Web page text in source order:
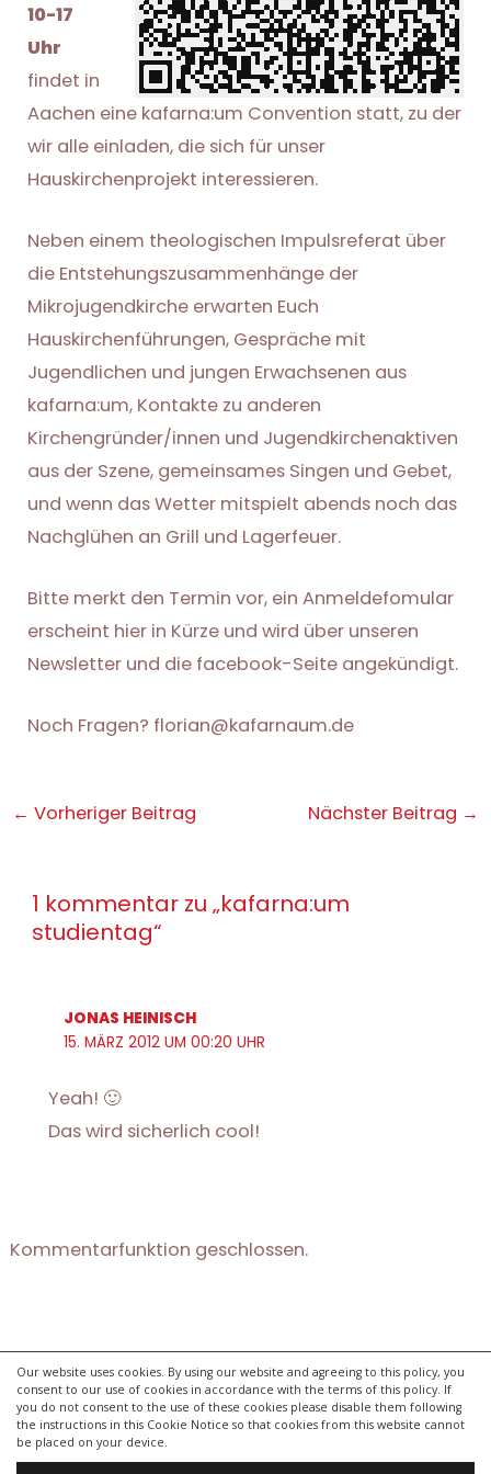
Our website uses cookies. By using our website and agreeing to this policy, you
consent to our use of cookies in accordance with the terms of this policy. If
you do not consent to the use of these cookies please disable them following
the instructions in this Cookie Notice so that cookies from this website cannot
be placed on your device.
10-17
Uhr
findet in
Aachen eine kafarna:um Convention statt, zu der
wir alle einladen, die sich für unser
Hauskirchenprojekt interessieren.
Neben einem theologischen Impulsreferat über
die Entstehungszusammenhänge der
Mikrojugendkirche erwarten Euch
Hauskirchenführungen, Gespräche mit
Jugendlichen und jungen Erwachsenen aus
kafarna:um, Kontakte zu anderen
Kirchengründer/innen und Jugendkirchenaktiven
aus der Szene, gemeinsames Singen und Gebet,
und wenn das Wetter mitspielt abends noch das
Nachglühen an Grill und Lagerfeuer.
Bitte merkt den Termin vor, ein Anmeldefomular
erscheint hier in Kürze und wird über unseren
Newsletter und die facebook-Seite angekündigt.
Noch Fragen? florian@kafarnaum.de
Post
← Vorheriger Beitrag Nächster Beitrag →
1 kommentar zu „kafarna:um
studientag“
JONAS HEINISCH
15. MÄRZ 2012 UM 00:20 UHR
Yeah! 🙂
Das wird sicherlich cool!
Kommentarfunktion geschlossen.
kontakt
impressum
datenschutzerklärung